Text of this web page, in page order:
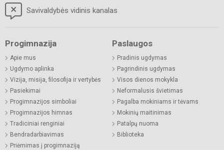
Savivaldybės vidinis kanalas
Progimnazija
Apie mus
Ugdymo aplinka
Vizija, misija, filosofija ir vertybės
Pasiekimai
Progimnazijos simboliai
Progimnazijos himnas
Tradiciniai renginiai
Bendradarbiavimas
Priėmimas į progimnaziją
Paslaugos
Pradinis ugdymas
Pagrindinis ugdymas
Visos dienos mokykla
Neformalusis švietimas
Pagalba mokiniams ir tėvams
Mokinių maitinimas
Patalpų nuoma
Biblioteka